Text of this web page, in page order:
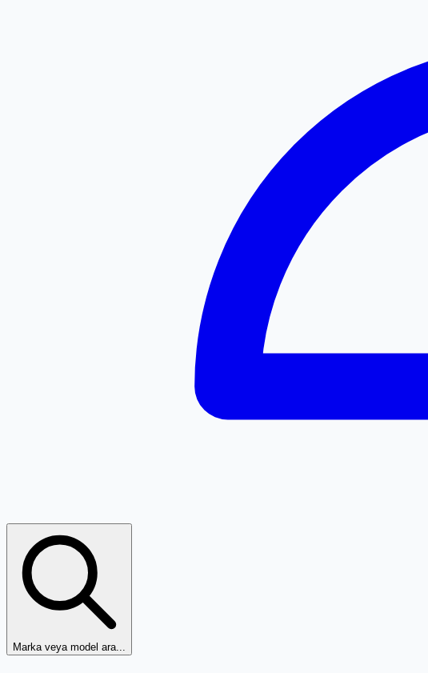
Marka veya model ara...